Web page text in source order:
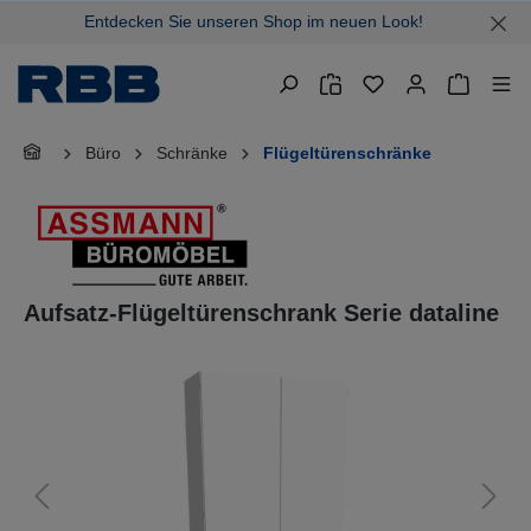
springenEntdecken Sie unseren Shop im neuen Look!
Büro Schränke Flügeltürenschränke
Aufsatz-Flügeltürenschrank Serie dataline
Bildergalerie überspringen